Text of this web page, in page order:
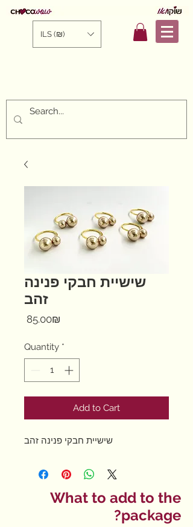
ILS (₪)
שישיית חבקי פנינה
זהב
‏85.00 ‏₪
Quantity *
Add to Cart
שישיית חבקי פנינה זהב
What to add to the
package?